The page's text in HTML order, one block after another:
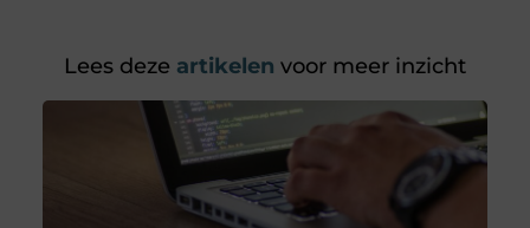
Lees deze artikelen voor meer inzicht